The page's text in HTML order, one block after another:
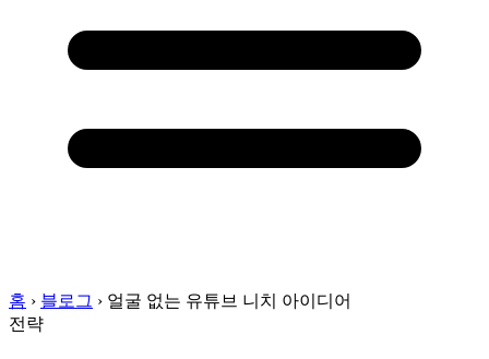
홈 › 블로그 › 얼굴 없는 유튜브 니치 아이디어
전략